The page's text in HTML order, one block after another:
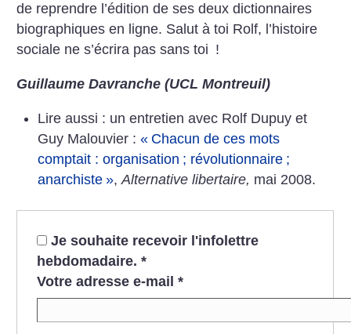
de reprendre l’édition de ses deux dictionnaires
biographiques en ligne. Salut à toi Rolf, l’histoire
sociale ne s’écrira pas sans toi !
Guillaume Davranche (UCL Montreuil)
Lire aussi : un entretien avec Rolf Dupuy et
Guy Malouvier : « Chacun de ces mots
comptait : organisation ; révolutionnaire ;
anarchiste », Alternative libertaire, mai 2008.
Je souhaite recevoir l'infolettre
hebdomadaire. *
Votre adresse e-mail *